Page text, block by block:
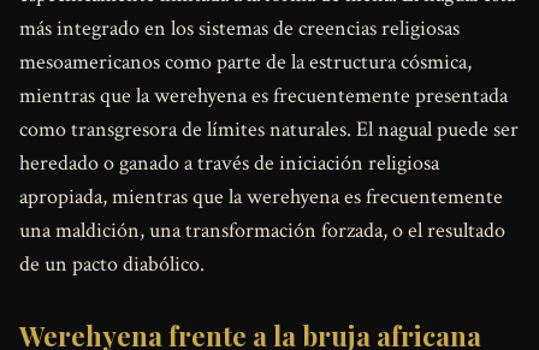
más integrado en los sistemas de creencias religiosas
mesoamericanos como parte de la estructura cósmica,
mientras que la werehyena es frecuentemente presentada
como transgresora de límites naturales. El nagual puede ser
heredado o ganado a través de iniciación religiosa
apropiada, mientras que la werehyena es frecuentemente
una maldición, una transformación forzada, o el resultado
de un pacto diabólico.
Werehyena frente a la bruja africana